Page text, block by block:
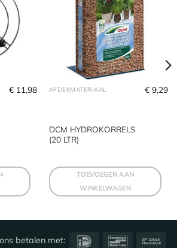
€ 11,98 AFDEKMATERIAAL
DCM HYDROKORRELS
(20 LTR)
€ 9,29
TOEVOEGEN AAN
WINKELWAGEN
betalen met: IDeal Bancontact